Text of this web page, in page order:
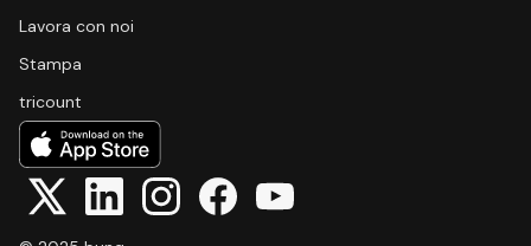
Lavora con noi
Stampa
tricount